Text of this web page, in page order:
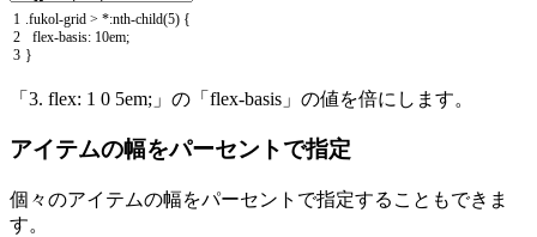
1
2
3
fukol-grid > *:nth-child(5) {
flex-basis: 10em;
}
「3. flex: 1 0 5em;」の「flex-basis」の値を倍にします。
アイテムの幅をパーセントで指定
個々のアイテムの幅をパーセントで指定することもできま
す。